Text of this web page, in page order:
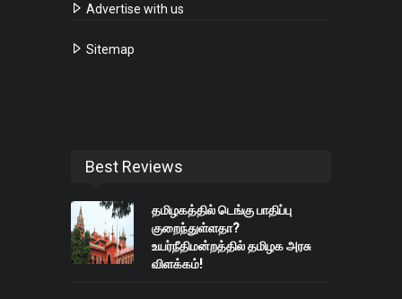
Advertise with us
Sitemap
Best Reviews
தமிழகத்தில் டெங்கு பாதிப்பு
குறைந்துள்ளதா?
உயர்நீதிமன்றத்தில் தமிழக அரசு
விளக்கம்!